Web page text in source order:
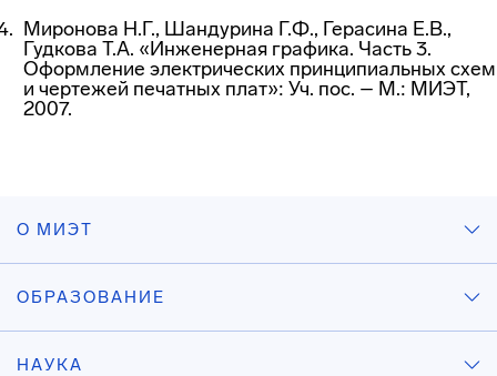
Миронова Н.Г., Шандурина Г.Ф., Герасина Е.В.,
Гудкова Т.А. «Инженерная графика. Часть 3.
Оформление электрических принципиальных схем
и чертежей печатных плат»: Уч. пос. – М.: МИЭТ,
2007.
О МИЭТ
ОБРАЗОВАНИЕ
НАУКА